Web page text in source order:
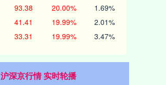
93.38 20.00% 1.69%
41.41 19.99% 2.01%
33.31 19.99% 3.47%
沪深京行情 实时轮播